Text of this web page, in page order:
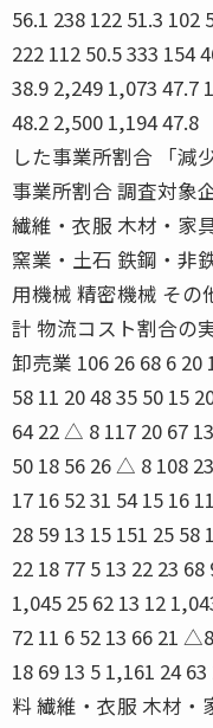
56.1 238 122 51.3 102
222 112 50.5 333 154
38.9 2,249 1,073 47.7
48.2 2,500 1,194 47.8
した事業所割合 「減
事業所割合 調査対象
繊維・衣服 木材・家
窯業・土石 鉄鋼・非
用機械 精密機械
計 物流コスト割合
卸売業 106 26 68 6 20
58 11 20 48 35 50 15
64 22 △ 8 117 20 67
50 18 56 26 △ 8 108
17 16 52 31 54 15 16
28 59 13 15 151 25 58
22 18 77 5 13 22 23
1,045 25 62 13 12
72 11 6 52 13 66 21
18 69 13 5 1,161 24
料 繊維・衣服 木材・